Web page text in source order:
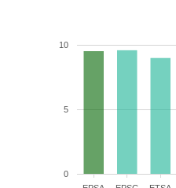
0
5
10